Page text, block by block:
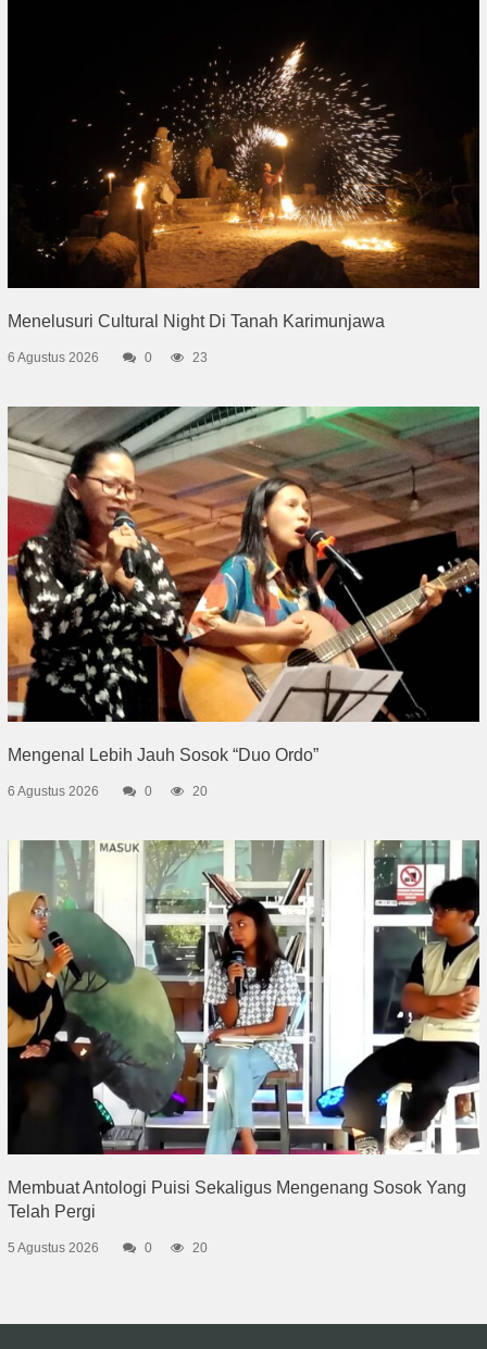
Menelusuri Cultural Night Di Tanah Karimunjawa
6 Agustus 2026 0 23
Mengenal Lebih Jauh Sosok “Duo Ordo”
6 Agustus 2026 0 20
Membuat Antologi Puisi Sekaligus Mengenang Sosok Yang
Telah Pergi
5 Agustus 2026 0 20